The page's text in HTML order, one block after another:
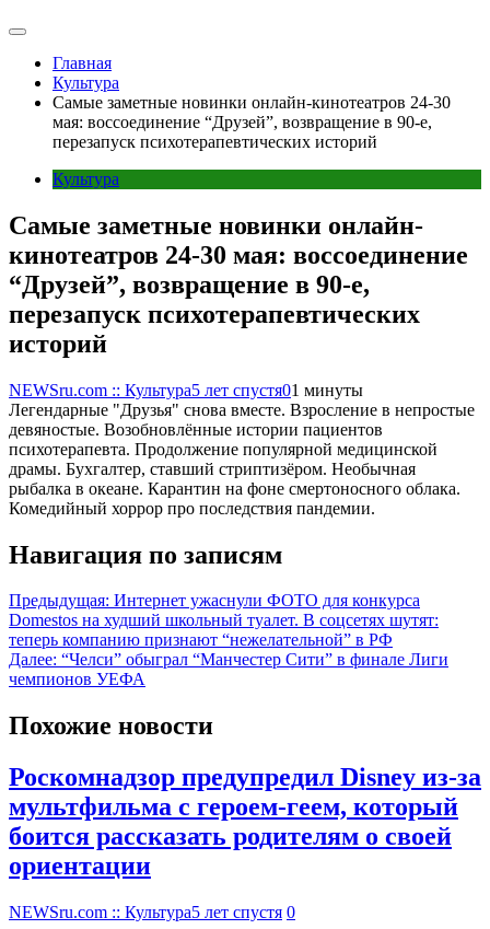
Главная
Культура
Самые заметные новинки онлайн-кинотеатров 24-30
мая: воссоединение “Друзей”, возвращение в 90-е,
перезапуск психотерапевтических историй
Культура
Самые заметные новинки онлайн-
кинотеатров 24-30 мая: воссоединение
“Друзей”, возвращение в 90-е,
перезапуск психотерапевтических
историй
NEWSru.com :: Культура5 лет спустя01 минуты
Легендарные "Друзья" снова вместе. Взросление в непростые
девяностые. Возобновлённые истории пациентов
психотерапевта. Продолжение популярной медицинской
драмы. Бухгалтер, ставший стриптизёром. Необычная
рыбалка в океане. Карантин на фоне смертоносного облака.
Комедийный хоррор про последствия пандемии.
Навигация по записям
Предыдущая: Интернет ужаснули ФОТО для конкурса
Domestos на худший школьный туалет. В соцсетях шутят:
теперь компанию признают “нежелательной” в РФ
Далее: “Челси” обыграл “Манчестер Сити” в финале Лиги
чемпионов УЕФА
Похожие новости
Роскомнадзор предупредил Disney из-за
мультфильма c героем-геем, который
боится рассказать родителям о своей
ориентации
NEWSru.com :: Культура5 лет спустя 0